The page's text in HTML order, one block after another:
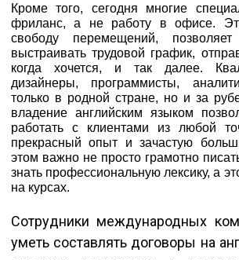
Кроме того, сегодня многие
фриланс, а не работу в офисе.
свободу перемещений, позволяет
выстраивать трудовой график,
когда хочется, и так далее.
дизайнеры, программисты,
только в родной стране, но и за
владение английским языком
работать с клиентами из любой
прекрасный опыт и зачастую
этом важно не просто грамотно
знать профессиональную лексику, а
на курсах.
Сотрудники международных
уметь составлять договоры на